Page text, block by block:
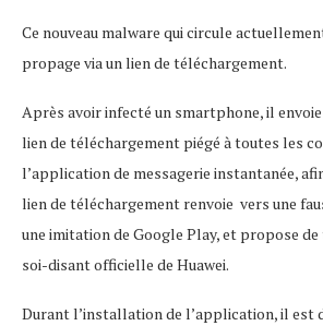
Ce nouveau malware qui circule
propage via un lien de téléchargement.
Après avoir infecté un smartphone, il
lien de téléchargement piégé à toutes les
l’application de messagerie instantanée,
lien de téléchargement renvoie vers une
une imitation de Google Play, et propose
soi-disant officielle de Huawei.
Durant l’installation de l’application, il est